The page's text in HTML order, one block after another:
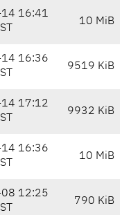
16:41
10 MiB
16:36
9519 KiB
17:12
9932 KiB
16:36
10 MiB
12:25
790 KiB